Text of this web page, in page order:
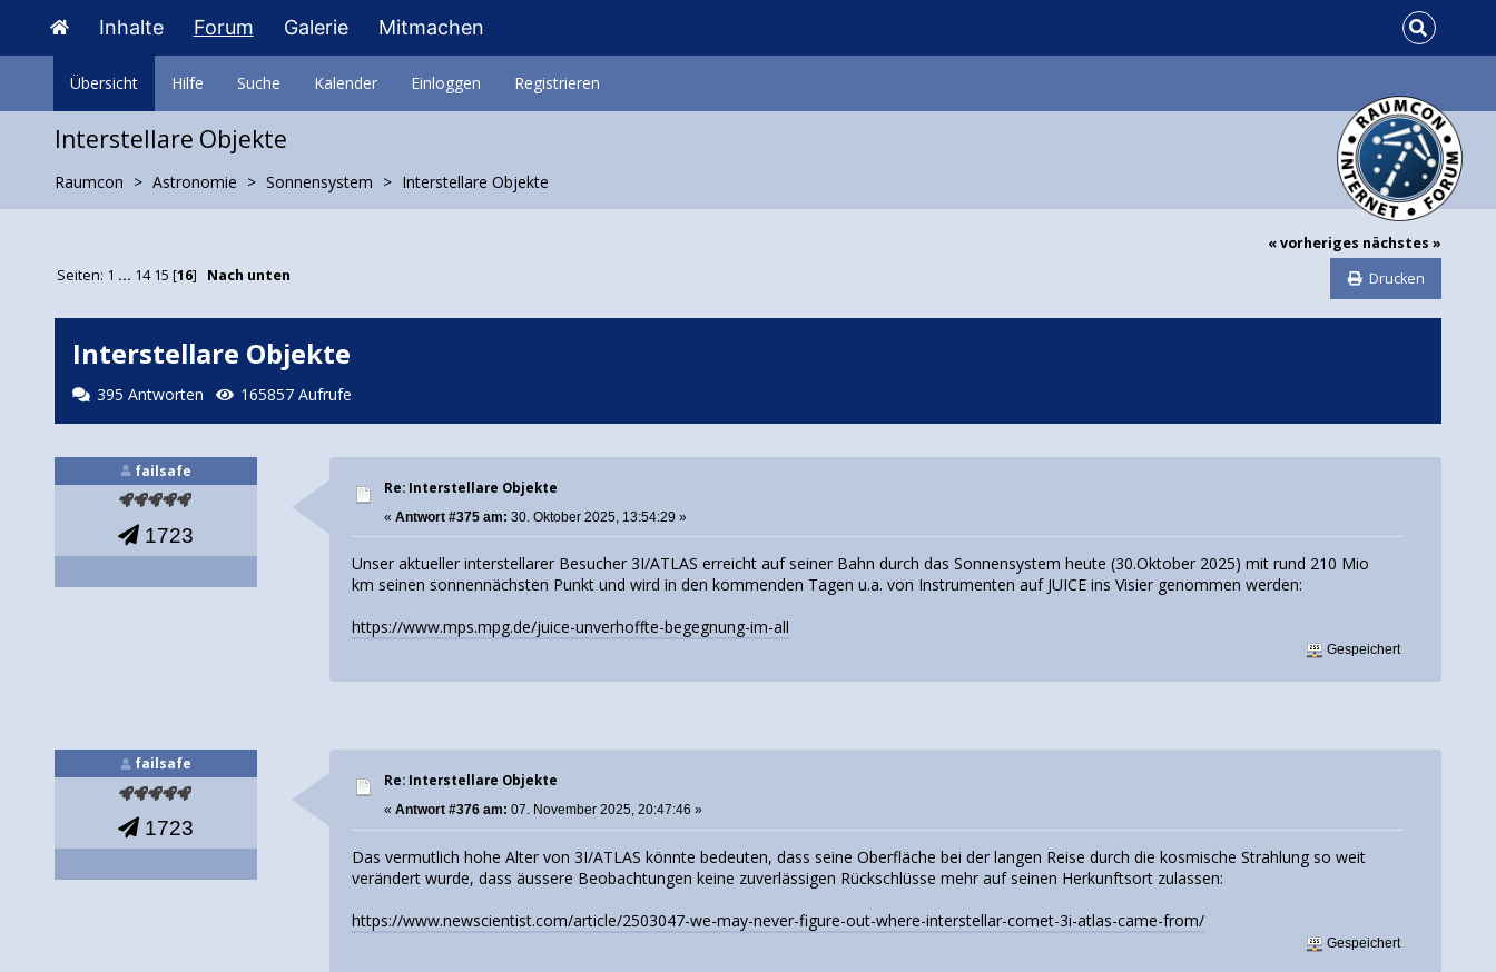
Inhalte Forum Galerie Mitmachen
Übersicht Hilfe Suche Kalender Einloggen Registrieren
Interstellare Objekte
Raumcon Astronomie Sonnensystem Interstellare Objekte
« vorheriges nächstes »
Drucken
Seiten: 1 ... 14 15 [16] Nach unten
Interstellare Objekte
395 Antworten 165857 Aufrufe
failsafe
1723
Re: Interstellare Objekte
«Antwort #375 am: 30. Oktober 2025, 13:54:29 »
Unser aktueller interstellarer Besucher 3I/ATLAS erreicht auf seiner Bahn durch das Sonnensystem heute (30.Oktober 2025) mit rund 210 Mio
km seinen sonnennächsten Punkt und wird in den kommenden Tagen u.a. von Instrumenten auf JUICE ins Visier genommen werden:
https://www.mps.mpg.de/juice-unverhoffte-begegnung-im-all
Gespeichert
failsafe
1723
Re: Interstellare Objekte
«Antwort #376 am: 07. November 2025, 20:47:46 »
Das vermutlich hohe Alter von 3I/ATLAS könnte bedeuten, dass seine Oberfläche bei der langen Reise durch die kosmische Strahlung so weit
verändert wurde, dass äussere Beobachtungen keine zuverlässigen Rückschlüsse mehr auf seinen Herkunftsort zulassen:
https://www.newscientist.com/article/2503047-we-may-never-figure-out-where-interstellar-comet-3i-atlas-came-from/
Gespeichert